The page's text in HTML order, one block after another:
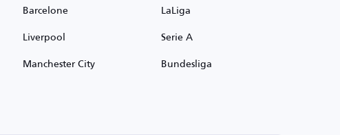
Barcelone
Liverpool
Manchester City
LaLiga
Serie A
Bundesliga